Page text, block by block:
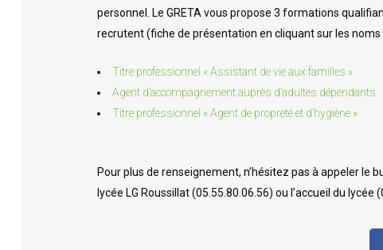
AFFECTATION & INSCRIPTION
PUBLIQUE
personnel. Le GRETA vous propose 3 formations
recrutent (fiche de présentation en cliquant sur les
Titre professionnel « Assistant de vie aux familles »
Agent d’accompagnement auprès d’adultes dépendants
Titre professionnel « Agent de propreté et d’hygiène »
Pour plus de renseignement, n’hésitez pas à appeler le
lycée LG Roussillat (05.55.80.06.56) ou l’accueil du lycée